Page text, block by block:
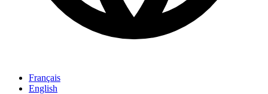
Français
English